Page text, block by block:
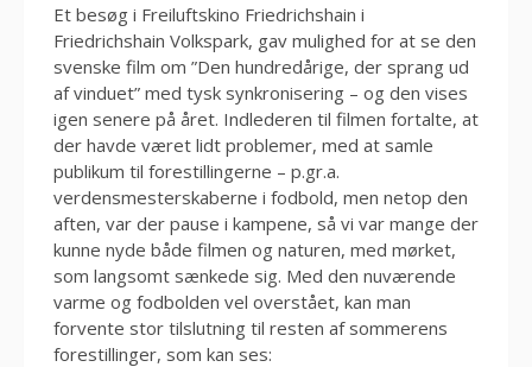
Et besøg i Freiluftskino Friedrichshain i
Friedrichshain Volkspark, gav mulighed for at se den
svenske film om ”Den hundredårige, der sprang ud
af vinduet” med tysk synkronisering – og den vises
igen senere på året. Indlederen til filmen fortalte, at
der havde været lidt problemer, med at samle
publikum til forestillingerne – p.gr.a.
verdensmesterskaberne i fodbold, men netop den
aften, var der pause i kampene, så vi var mange der
kunne nyde både filmen og naturen, med mørket,
som langsomt sænkede sig. Med den nuværende
varme og fodbolden vel overstået, kan man
forvente stor tilslutning til resten af sommerens
forestillinger, som kan ses: